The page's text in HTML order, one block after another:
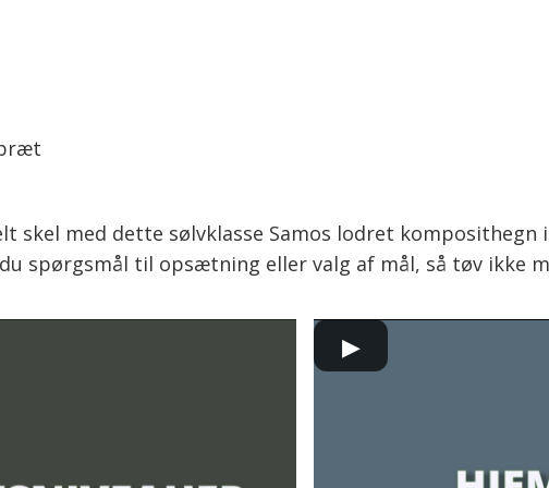
med dette sølvklasse Samos lodret
spørgsmål til opsætning eller valg af mål, så tøv ikke
▶